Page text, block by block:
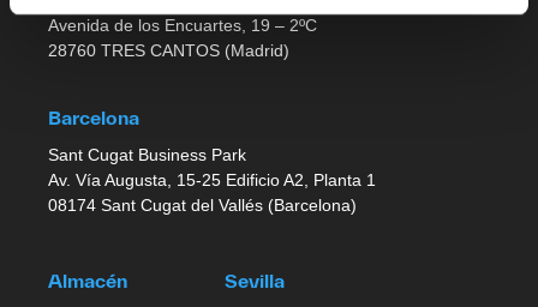
Avenida de los Encuartes, 19 – 2ºC
28760 TRES CANTOS (Madrid)
Barcelona
Sant Cugat Business Park
Av. Vía Augusta, 15-25 Edificio A2, Planta 1
08174 Sant Cugat del Vallés (Barcelona)
Almacén Sevilla